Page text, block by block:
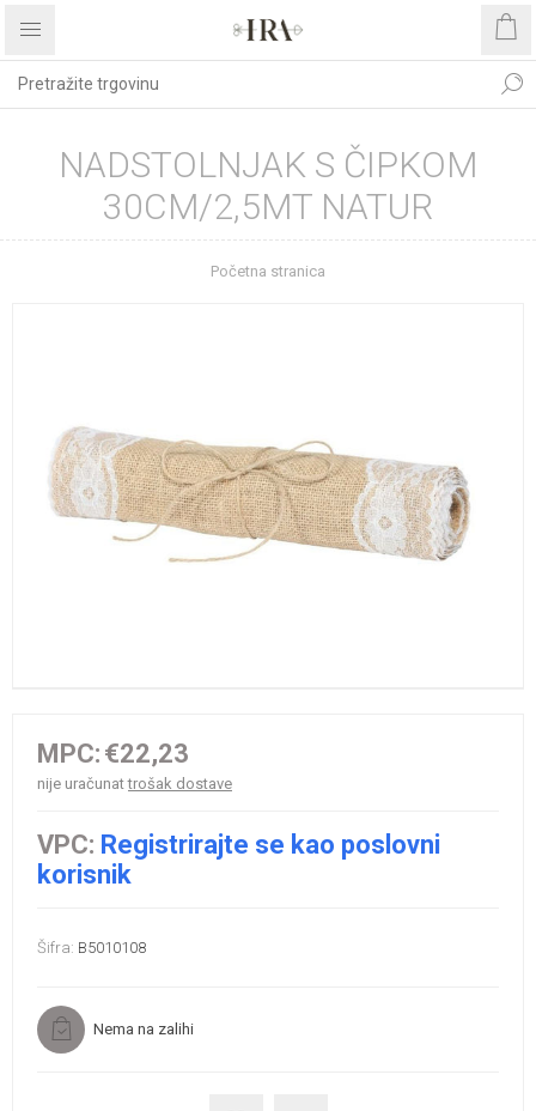
NADSTOLNJAK S ČIPKOM
30CM/2,5MT NATUR
Početna stranica
MPC: €22,23
nije uračunattrošak dostave
VPC: Registrirajte se kao poslovni
korisnik
Šifra: B5010108
Nema na zalihi